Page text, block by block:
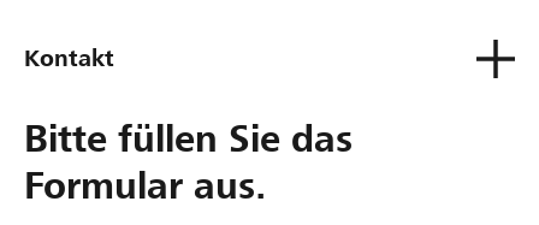
Kontakt
Bitte füllen Sie das
Formular aus.